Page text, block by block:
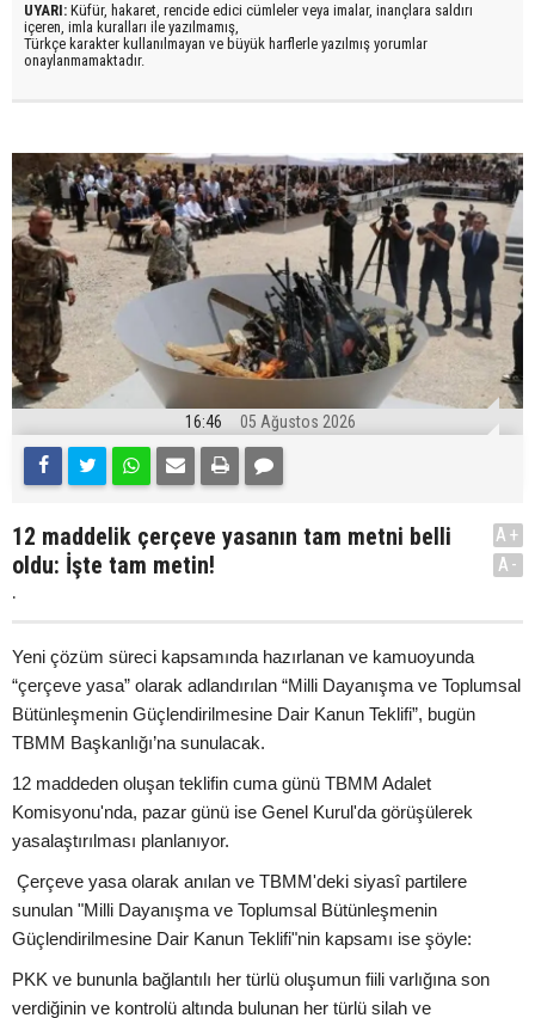
UYARI: Küfür, hakaret, rencide edici cümleler veya imalar, inançlara saldırı
içeren, imla kuralları ile yazılmamış,
Türkçe karakter kullanılmayan ve büyük harflerle yazılmış yorumlar
onaylanmamaktadır.
16:46 05 Ağustos 2026
12 maddelik çerçeve yasanın tam metni belli
oldu: İşte tam metin!
.
A+
A-
Yeni çözüm süreci kapsamında hazırlanan ve kamuoyunda
“çerçeve yasa” olarak adlandırılan “Milli Dayanışma ve Toplumsal
Bütünleşmenin Güçlendirilmesine Dair Kanun Teklifi”, bugün
TBMM Başkanlığı’na sunulacak.
12 maddeden oluşan teklifin cuma günü TBMM Adalet
Komisyonu'nda, pazar günü ise Genel Kurul'da görüşülerek
yasalaştırılması planlanıyor.
Çerçeve yasa olarak anılan ve TBMM'deki siyasî partilere
sunulan "Milli Dayanışma ve Toplumsal Bütünleşmenin
Güçlendirilmesine Dair Kanun Teklifi"nin kapsamı ise şöyle:
PKK ve bununla bağlantılı her türlü oluşumun fiili varlığına son
verdiğinin ve kontrolü altında bulunan her türlü silah ve